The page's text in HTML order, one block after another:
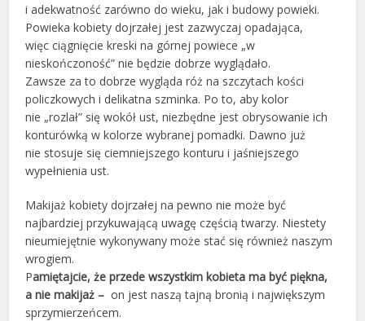
i adekwatność zarówno do wieku, jak i budowy powieki.
Powieka kobiety dojrzałej jest zazwyczaj opadająca,
więc ciągnięcie kreski na górnej powiece „w
nieskończoność” nie będzie dobrze wyglądało.
Zawsze za to dobrze wygląda róż na szczytach kości
policzkowych i delikatna szminka. Po to, aby kolor
nie „rozlał” się wokół ust, niezbędne jest obrysowanie ich
konturówką w kolorze wybranej pomadki. Dawno już
nie stosuje się ciemniejszego konturu i jaśniejszego
wypełnienia ust.
Makijaż kobiety dojrzałej na pewno nie może być
najbardziej przykuwającą uwagę częścią twarzy. Niestety
nieumiejętnie wykonywany może stać się również naszym
wrogiem.
Pamiętajcie, że przede wszystkim kobieta ma być piękna,
a nie makijaż – on jest naszą tajną bronią i największym
sprzymierzeńcem.